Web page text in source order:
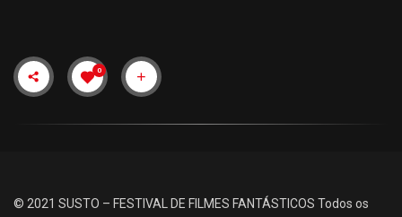
0
© 2021 SUSTO – FESTIVAL DE FILMES FANTÁSTICOS Todos os